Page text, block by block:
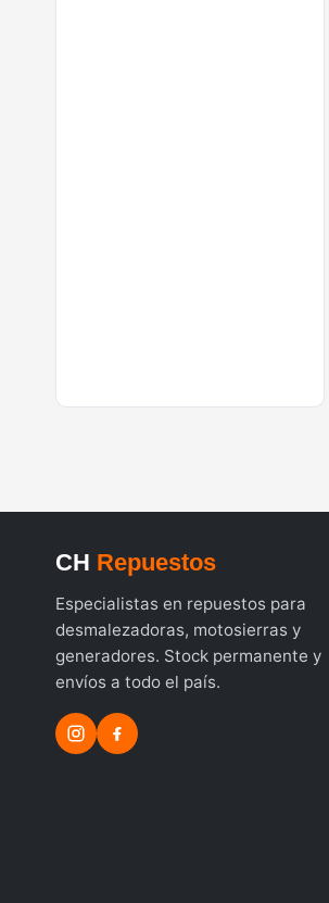
CH Repuestos
Especialistas en repuestos para
desmalezadoras, motosierras y
generadores. Stock permanente y
envíos a todo el país.